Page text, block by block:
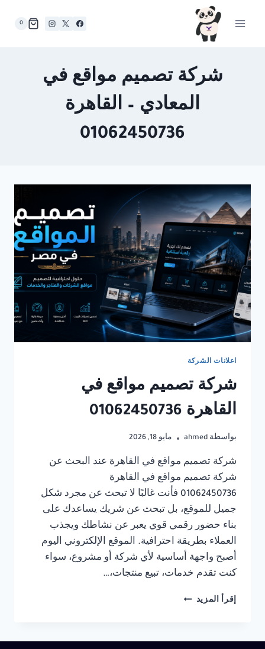
0
شركة تصميم مواقع في
المعادي – القاهرة
01062450736
اعلانات الشركة
شركة تصميم مواقع في
القاهرة 01062450736
بواسطة ahmed مايو 18, 2026
شركة تصميم مواقع في القاهرة عند البحث عن
شركة تصميم مواقع في القاهرة
01062450736 فأنت غالبًا لا تبحث عن مجرد شكل
جميل للموقع، بل تبحث عن شريك يساعدك على
بناء حضور رقمي قوي يعبر عن نشاطك ويجذب
العملاء بطريقة احترافية. الموقع الإلكتروني اليوم
أصبح واجهة أساسية لأي شركة أو مشروع، سواء
كنت تقدم خدمات، تبيع منتجات،…
إقرأ المزيد شركة